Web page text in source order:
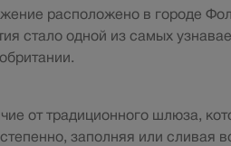
расположено в городе
стало одной из самых
от традиционного шлюза,
заполняя или сливая